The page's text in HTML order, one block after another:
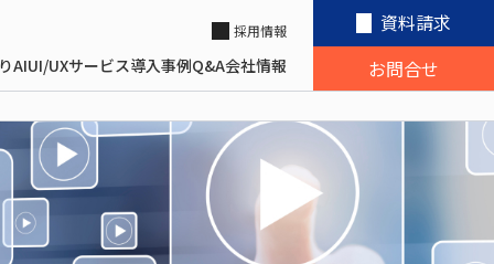
AIUI/UXサービス導入事例Q&A会社情報
採用情報
資料請求
お問合せ